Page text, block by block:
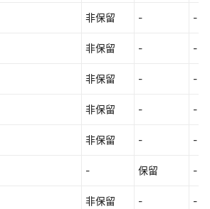
非保留 - -
非保留 - -
非保留 - -
非保留 - -
非保留 - -
- 保留 -
非保留 - -